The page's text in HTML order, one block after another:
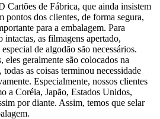
Cartões de Fábrica, que ainda insistem
pontos dos clientes, de forma segura,
para a embalagem. Para
intactas, as filmagens apertado,
de algodão são necessários.
eles geralmente são colocados na
as coisas terminou necessidade
Especialmente, nossos clientes
a Coréia, Japão, Estados Unidos,
por diante. Assim, temos que selar